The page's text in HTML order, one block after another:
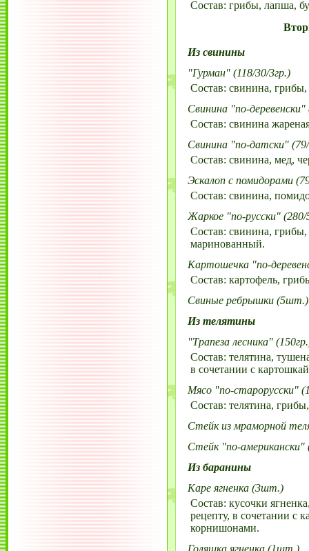
Состав: грибы, лапша,
Из свинины
"Гурман" (118/30/3гр.)
Состав: свинина,
Свинина "по-деревенски"
Состав: свинина
Свинина "по-датски"
Состав: свинина, мед,
Эскалоп с помидорами
Состав: свинина,
Жаркое "по-русски" (280/
Состав: свинина,
маринованный.
Картошечка "по-
Состав: картофель,
Свиные ребрышки (5шт.)
Из телятины
"Трапеза лесника"
Состав: телятина,
в сочетании с
Мясо "по-старорусски"
Состав: телятина,
Стейк из мраморной
Стейк "по-американски"
Из баранины
Каре ягненка (3шт.)
Состав: кусочки
рецепту, в сочетании с
корнишонами.
Голяшка ягненка (1шт.)